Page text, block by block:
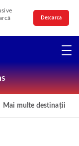
Descarca
Mai multe destinații